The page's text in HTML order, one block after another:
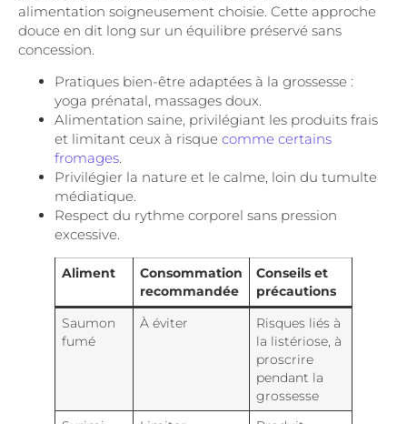
alimentation soigneusement choisie. Cette approche
douce en dit long sur un équilibre préservé sans
concession.
Pratiques bien-être adaptées à la grossesse :
yoga prénatal, massages doux.
Alimentation saine, privilégiant les produits frais
et limitant ceux à risque comme certains
fromages.
Privilégier la nature et le calme, loin du tumulte
médiatique.
Respect du rythme corporel sans pression
excessive.
Aliment
Consommation
recommandée
Conseils et
précautions
Saumon
fumé
À éviter
Risques liés à
la listériose, à
proscrire
pendant la
grossesse